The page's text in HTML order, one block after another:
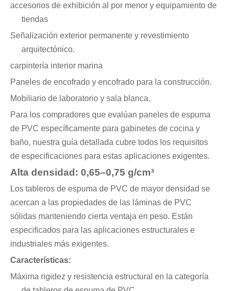
accesorios de exhibición al por menor y equipamiento de
tiendas
Señalización exterior permanente y revestimiento
arquitectónico.
carpintería interior marina
Paneles de encofrado y encofrado para la construcción.
Mobiliario de laboratorio y sala blanca.
Para los compradores que evalúan paneles de espuma
de PVC específicamente para gabinetes de cocina y
baño, nuestra guía detallada cubre todos los requisitos
de especificaciones para estas aplicaciones exigentes.
Alta densidad: 0,65–0,75 g/cm³
Los tableros de espuma de PVC de mayor densidad se
acercan a las propiedades de las láminas de PVC
sólidas manteniendo cierta ventaja en peso. Están
especificados para las aplicaciones estructurales e
industriales más exigentes.
Características:
Máxima rigidez y resistencia estructural en la categoría